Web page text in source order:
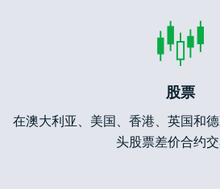
股票
在澳大利亚、美国、香港、英国和
头股票差价合约交